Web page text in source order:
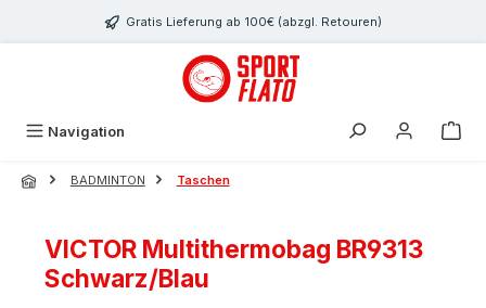
Zum Hauptinhalt springenGratis Lieferung ab 100€ (abzgl. Retouren)
Navigation
BADMINTON Taschen
VICTOR Multithermobag BR9313
Schwarz/Blau